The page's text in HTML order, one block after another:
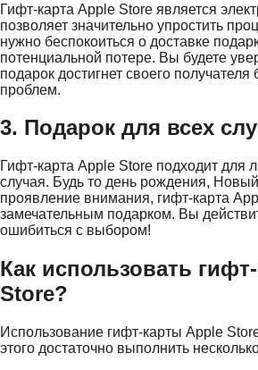
Гифт-карта Apple Store является
позволяет значительно упростить
нужно беспокоиться о доставке
потенциальной потере. Вы будете
подарок достигнет своего получателя
проблем.
3. Подарок для всех
Гифт-карта Apple Store подходит для
случая. Будь то день рождения,
проявление внимания, гифт-карта
замечательным подарком. Вы
ошибиться с выбором!
Как использовать
Store?
Использование гифт-карты Apple
этого достаточно выполнить